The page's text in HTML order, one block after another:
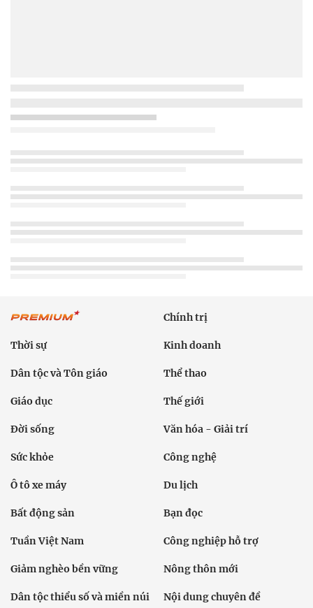
Chính trị
Thời sự Kinh doanh
Dân tộc và Tôn giáo Thể thao
Giáo dục Thế giới
Đời sống Văn hóa - Giải trí
Sức khỏe Công nghệ
Ô tô xe máy Du lịch
Bất động sản Bạn đọc
Tuần Việt Nam Công nghiệp hỗ trợ
Giảm nghèo bền vững Nông thôn mới
Dân tộc thiểu số và miền núi Nội dung chuyên đề